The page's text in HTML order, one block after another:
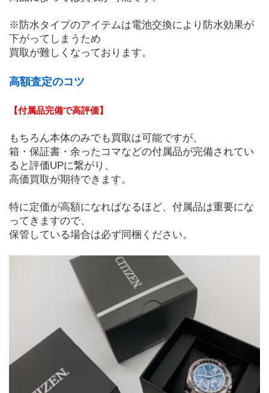
※防水タイプのアイテムは電池交換により防水効果が
下がってしまうため
買取が難しくなっております。
高額査定のコツ
【付属品完備で高評価】
もちろん本体のみでも買取は可能ですが、
箱・保証書・余ったコマなどの付属品が完備されてい
ると評価UPに繋がり、
高価買取が期待できます。
特に定価が高額になればなるほど、付属品は重要にな
ってきますので、
保管している場合は必ず同梱ください。